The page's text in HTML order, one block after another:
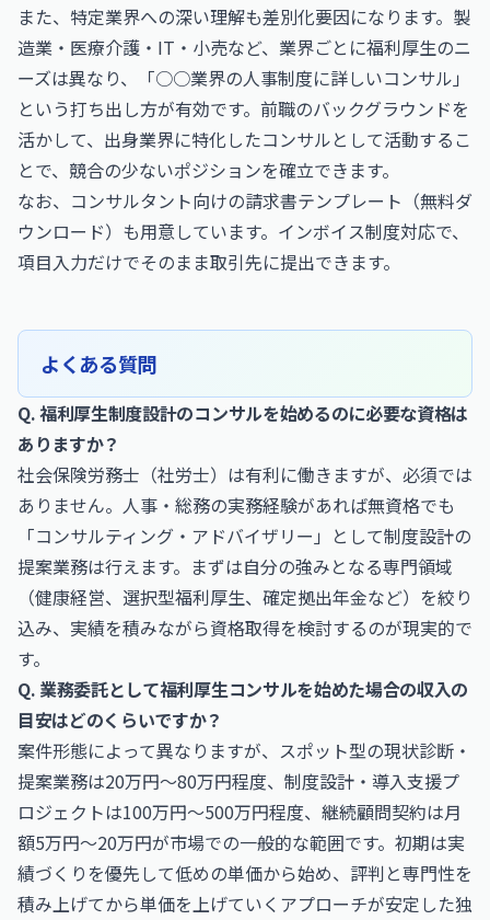
また、特定業界への深い理解も差別化要因になります。製
造業・医療介護・IT・小売など、業界ごとに福利厚生のニ
ーズは異なり、「○○業界の人事制度に詳しいコンサル」
という打ち出し方が有効です。前職のバックグラウンドを
活かして、出身業界に特化したコンサルとして活動するこ
とで、競合の少ないポジションを確立できます。
なお、 コンサルタント向けの請求書テンプレート（無料ダ
ウンロード） も用意しています。インボイス制度対応で、
項目入力だけでそのまま取引先に提出できます。
よくある質問
Q. 福利厚生制度設計のコンサルを始めるのに必要な資格は
ありますか？
社会保険労務士（社労士）は有利に働きますが、必須では
ありません。人事・総務の実務経験があれば無資格でも
「コンサルティング・アドバイザリー」として制度設計の
提案業務は行えます。まずは自分の強みとなる専門領域
（健康経営、選択型福利厚生、確定拠出年金など）を絞り
込み、実績を積みながら資格取得を検討するのが現実的で
す。
Q. 業務委託として福利厚生コンサルを始めた場合の収入の
目安はどのくらいですか？
案件形態によって異なりますが、スポット型の現状診断・
提案業務は20万円〜80万円程度、制度設計・導入支援プ
ロジェクトは100万円〜500万円程度、継続顧問契約は月
額5万円〜20万円が市場での一般的な範囲です。初期は実
績づくりを優先して低めの単価から始め、評判と専門性を
積み上げてから単価を上げていくアプローチが安定した独